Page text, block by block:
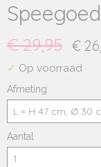
€ 29,95 €
✓ Op voorraad
Afmeting
Aantal